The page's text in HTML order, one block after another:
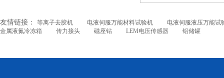
友情链接： 等离子去胶机 电液伺服万能材料试验机
电液伺服液压万能试
金属液氮冷冻箱
传力接头 磁座钻 LEM电压传感器 铝储罐